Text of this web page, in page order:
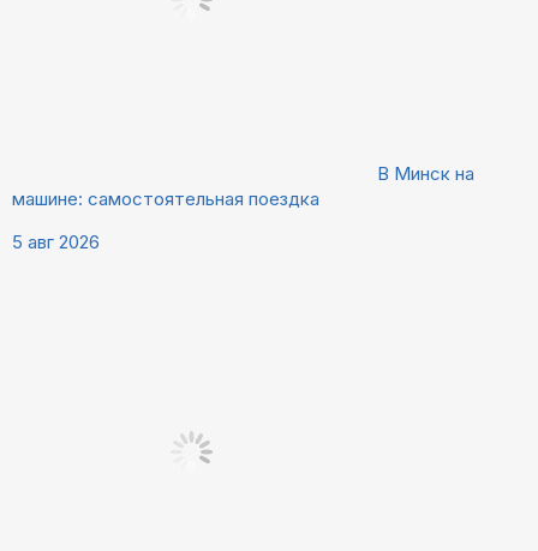
В Минск на
машине: самостоятельная поездка
5 авг 2026